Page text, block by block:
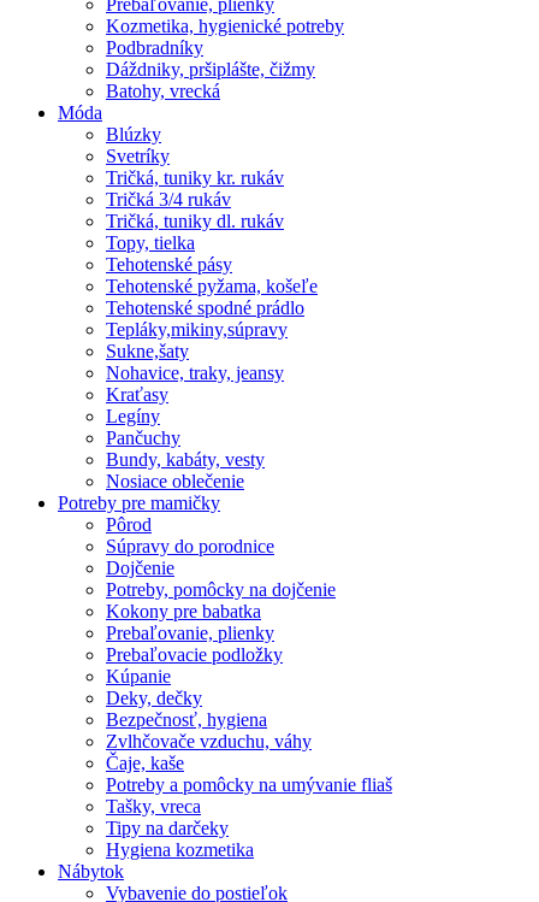
Kozmetika, hygienické potreby
Podbradníky
Dáždniky, pršiplášte, čižmy
Batohy, vrecká
Móda
Blúzky
Svetríky
Tričká, tuniky kr. rukáv
Tričká 3/4 rukáv
Tričká, tuniky dl. rukáv
Topy, tielka
Tehotenské pásy
Tehotenské pyžama, košeľe
Tehotenské spodné prádlo
Tepláky,mikiny,súpravy
Sukne,šaty
Nohavice, traky, jeansy
Kraťasy
Legíny
Pančuchy
Bundy, kabáty, vesty
Nosiace oblečenie
Potreby pre mamičky
Pôrod
Súpravy do porodnice
Dojčenie
Potreby, pomôcky na dojčenie
Kokony pre babatka
Prebaľovanie, plienky
Prebaľovacie podložky
Kúpanie
Deky, dečky
Bezpečnosť, hygiena
Zvlhčovače vzduchu, váhy
Čaje, kaše
Potreby a pomôcky na umývanie fliaš
Tašky, vreca
Tipy na darčeky
Hygiena kozmetika
Nábytok
Vybavenie do postieľok